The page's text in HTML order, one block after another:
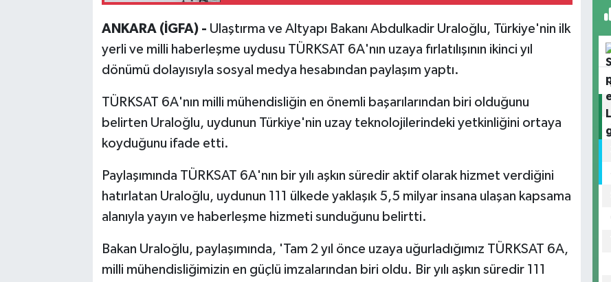
ANKARA (İGFA) - Ulaştırma ve Altyapı Bakanı Abdulkadir Uraloğlu, Türkiye'nin ilk
yerli ve milli haberleşme uydusu TÜRKSAT 6A'nın uzaya fırlatılışının ikinci yıl
dönümü dolayısıyla sosyal medya hesabından paylaşım yaptı.
TÜRKSAT 6A'nın milli mühendisliğin en önemli başarılarından biri olduğunu
belirten Uraloğlu, uydunun Türkiye'nin uzay teknolojilerindeki yetkinliğini ortaya
koyduğunu ifade etti.
Paylaşımında TÜRKSAT 6A'nın bir yılı aşkın süredir aktif olarak hizmet verdiğini
hatırlatan Uraloğlu, uydunun 111 ülkede yaklaşık 5,5 milyar insana ulaşan kapsama
alanıyla yayın ve haberleşme hizmeti sunduğunu belirtti.
Bakan Uraloğlu, paylaşımında, 'Tam 2 yıl önce uzaya uğurladığımız TÜRKSAT 6A,
milli mühendisliğimizin en güçlü imzalarından biri oldu. Bir yılı aşkın süredir 111